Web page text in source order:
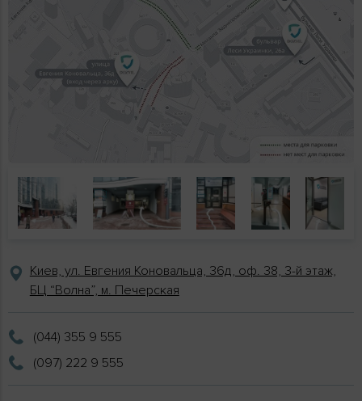
Киев, ул. Евгения Коновальца, 36д, оф. 38, 3-й этаж,
БЦ “Волна”, м. Печерская
(044) 355 9 555
(097) 222 9 555